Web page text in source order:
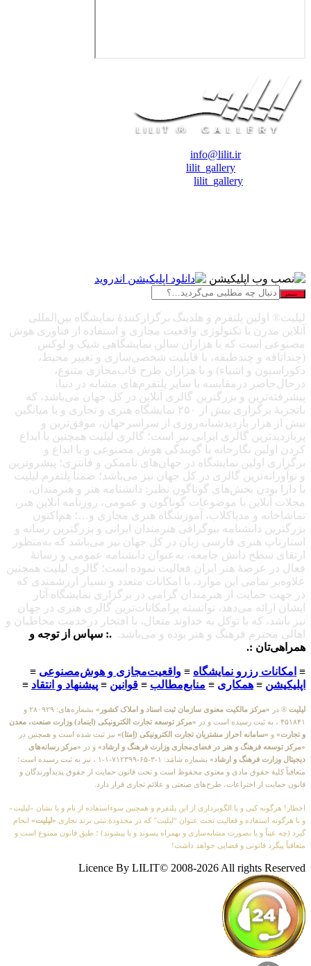
info@lilit.ir
lilit_gallery
lilit_gallery
جستجو
لیلیت® اولین پلتفرم و هلدینگ برگزارکنندهٔ نمایشگاه بین‌المللی
آنلاین مدرن با تکنولوژی واقعیت مجازی و استفاده از فناوری هوش
مصنوعی است که با هزاران سالن نمایشگاهی شیک و لوکس
(چنداتاقه و چندطبقه، با قابلیت شخصی‌سازی و تغییر محیط،
دکوراسیون و اشیاء) و با هزاران طرح قاب‌مجازی متنوع،
درحال‌حاضر درمقایسه با سایر پلتفرم‌های مشابه در دنیا،
پیشرفته‌ترین و بزرگترین گالری آنلاین در کل جهان می‌باشد، که
باتجربهٔ برگزاری بیش از ۲۵۰ نمایشگاه هنری و تجاری و با میانگین
بیش از هزار بازدیدشبانه‌روزی از سراسرجهان، موفق‌ترین و
پربازدیدترین گالری ایرانی نیز است؛ گالری لیلیت همچنین با ابداع
کردن اولین نگارخانه با گویندگی هوش مصنوعی و با ابداع و
برگزاری اولین نمایشگاه در جهان‌های ناممکن و فانتزی؛ پیشروترین
و نوآورانه‌ترین گالری در کل جهان نیز می‌باشد؛ ضمناً پلتفرم لیلیت
با دارا بودن بخش‌های گوناگون نظیر: دانشنامه هنر و هنرمندان،
مجلات آنلاین با موضوعات گوناگون و عمومی، روزنامه آنلاین هنر،
تماشاخانه و مدیاکلاب، آموزشگاه هنری مجازی و…؛ هم‌اکنون
بزرگترین دانشنامه بیوگرافی هنرمندان ایرانی و بزرگترین رسانه و
استارتاپ هنری فارسی زبان در کل جهان نیز می‌باشد که به‌منظور
ارتقای سطح دانش جامعه، به‌عنوان دانشنامه عمومی و رسانهٔ
فعال در عرصهٔ هنر ایران فعالیت نموده است؛ گالری لیلیت همچنین
علاوه‌بر تمامی این موارد، با امکانات متعدد و بسیار ارزشمندی که
در جهت حمایت از هنرمندان گرامی در برگزاری نمایشگاه آثار
ایشان ارائه می‌دهد، توانسته پرامکانات‌ترین گالری هنری در جهان
نیز باشد، که با توکل به خداوند متعال، با افتخار درخدمت مخاطبان و
اهالی محترم فرهنگ و هنر بوده و می‌باشد. .: سپاس از توجه و
همراهی‌تان :.
≡ امکانات رزرو نمایشگاه ≡ واقعیت‌مجازی و هوش‌مصنوعی ≡
اپلیکیشن ≡ همکاری ≡ منابع‌مطالب ≡ قوانین ≡ پیشنهاد و انتقاد ≡
لیلیت ® در «مرکز مالکیت معنوی سازمان ثبت اسناد و املاک کشور»
بشماره‌های: ۲۸۰۹۲۹ و
۴۵۱۸۴۱ ، به ثبت رسیده است و در
«مرکز توسعه تجارت الکترونیکی (اینماد) وزارت صنعت، معدن
و تجارت» و «سامانه احراز مشتریان تجارت الکترونیکی (اِمتا)» نیز ثبت شده است و همچنین در
«مرکز توسعه فرهنگ و هنر در فضای‌مجازی وزارت فرهنگ و ارشاد» و در «مرکز رسانه‌های
دیجیتال وزارت فرهنگ و ارشاد»
بشماره شامَد: ۱-۳-۶۵-۷۱۲۳۹۹-۱-۱ ، نیز به ثبت رسیده است؛
متعاقباً کلیهٔ حقوق مادی و معنوی محفوظ است و تحت قانون حمایت از حقوق پدیدآورندگان و
قانون حمایت از اختراعات، طرح‌های صنعتی و علائم تجاری قرار دارد.
اخطار! هرگونه کپی و یا الگوبرداری از این پلتفرم و همچنین سوءاستفاده از نام و یا نشان «لیلیت»
و یا هرگونه استفاده و فعالیت تحت عنوان “لیلیت” که در محدودهٔ ثبتی برند تجاری «لیلیت» انجام
گیرد (چه عیناً و یا بصورت مشابه‌سازی و بهمراه پسوند و یا پیشوند) ؛ طبق قانون ممنوع است و
متعاقباً پیگرد قانونی و قضایی خواهد داشت!
Licence By LILIT© 2008-2026 All rights Reserved